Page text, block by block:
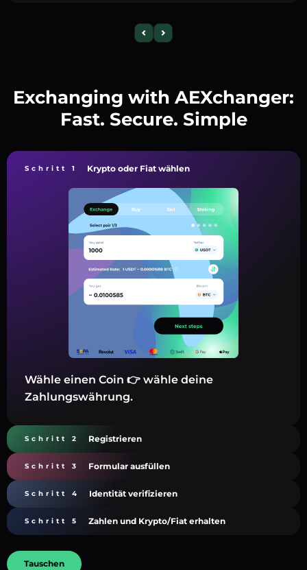
Exchanging with AEXchanger:
Fast. Secure. Simple
Schritt 1 Krypto oder Fiat wählen
Wähle einen Coin 👉 wähle deine
Zahlungswährung.
Schritt 2 Registrieren
Schritt 3 Formular ausfüllen
Schritt 4 Identität verifizieren
Schritt 5 Zahlen und Krypto/Fiat erhalten
Tauschen